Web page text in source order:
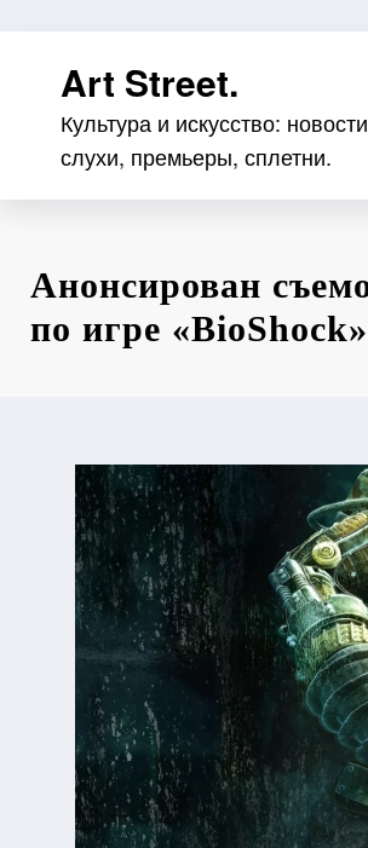
содержимомуArt Street.
Культура и искусство:
слухи, премьеры, сплетни.
Анонсирован
по игре «BioShock»